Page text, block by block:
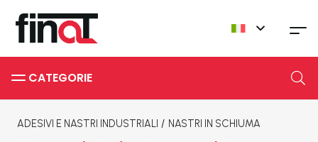
CATEGORIE
ADESIVI E NASTRI INDUSTRIALI / NASTRI IN SCHIUMA